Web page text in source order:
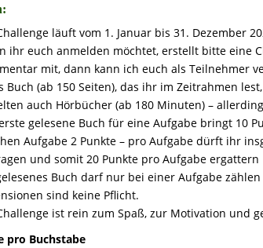
läuft vom 1. Januar bis 31. Dezember
ihr euch anmelden möchtet, erstellt bitte eine
mit, dann kann ich euch als Teilnehmer
Buch (ab 150 Seiten), das ihr im Zeitrahmen
auch Hörbücher (ab 180 Minuten) –
gelesene Buch für eine Aufgabe bringt 10
Aufgabe 2 Punkte – pro Aufgabe dürft ihr
und somit 20 Punkte pro Aufgabe ergattern
Buch darf nur bei einer Aufgabe
sind keine Pflicht.
ist rein zum Spaß, zur Motivation und
pro Buchstabe